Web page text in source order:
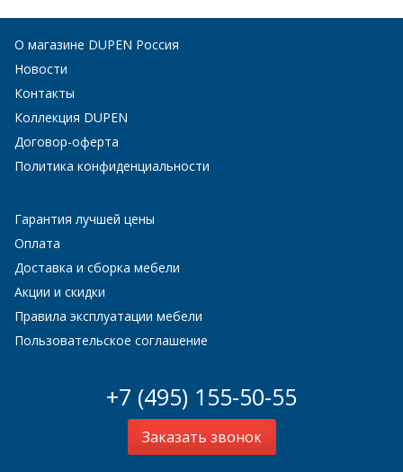
О магазине DUPEN Россия
Новости
Контакты
Коллекция DUPEN
Договор-оферта
Политика конфиденциальности
Гарантия лучшей цены
Оплата
Доставка и сборка мебели
Акции и скидки
Правила эксплуатации мебели
Пользовательское соглашение
+7 (495) 155-50-55
Заказать звонок